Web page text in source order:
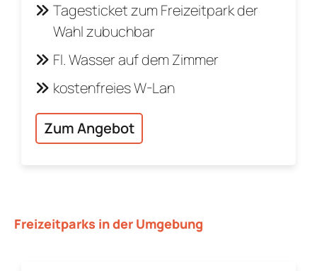
Tagesticket zum Freizeitpark der
Wahl zubuchbar
Fl. Wasser auf dem Zimmer
kostenfreies W-Lan
Zum Angebot
Freizeitparks in der Umgebung